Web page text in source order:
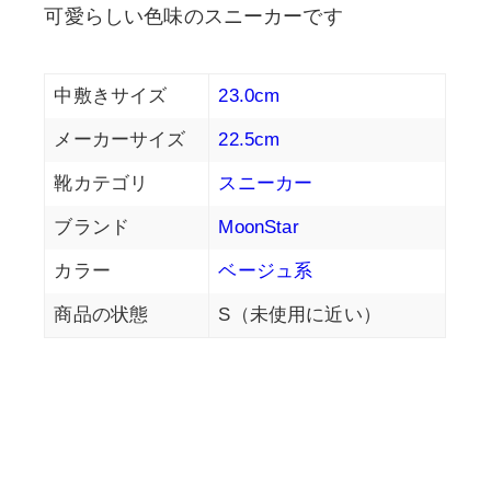
可愛らしい色味のスニーカーです
中敷きサイズ 23.0cm
メーカーサイズ 22.5cm
靴カテゴリ スニーカー
ブランド MoonStar
カラー ベージュ系
商品の状態 S（未使用に近い）